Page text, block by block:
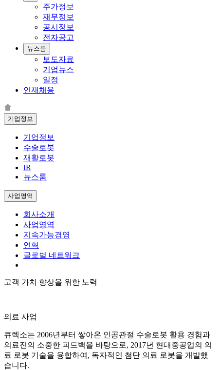
주가정보
재무정보
공시정보
전자공고
뉴스룸
보도자료
기업뉴스
일정
인재채용
기업정보
기업정보
수술로봇
재활로봇
IR
뉴스룸
사업영역
회사소개
사업영역
지속가능경영
연혁
글로벌 네트워크
고객 가치 향상을 위한 노력
의료 사업
큐렉소는 2006년부터 쌓아온 인공관절 수술로봇 활용 경험과
의료진의 소중한 피드백을 바탕으로, 2017년 현대중공업의 의
료 로봇 기술을 융합하여, 독자적인 첨단 의료 로봇을 개발했
습니다.